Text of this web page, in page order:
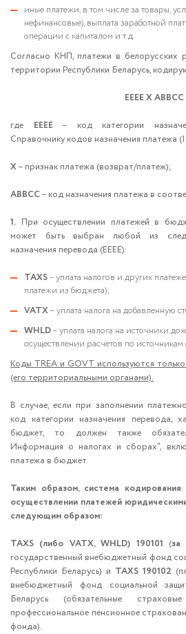
иные платежи, в том числе за товары,
нефинансовые), выплата заработной
операции с капиталом и т.д.
Согласно КНП, платежи в белорусских
территории Республики Беларусь,
ЕЕЕЕ Х АВВСС
где ЕЕЕЕ– код категории
Справочнику кодов назначения платежа
Х– признак платежа (возврат/платеж);
АВВСС– код назначения платежа в
1. При осуществлении платежей в
может быть выбран любой из
назначения перевода (ЕЕЕЕ):
TAXS– уплата налогов и других
платежи из бюджета);
VATX– уплата налога на добавленную
WHLD– уплата налога на источники
осуществлении расчетов по
Коды TREA и GOVT используются
(его территориальными органами).
В случае, если при заполнении
код категории назначения перевода,
бюджет, то должен также
Информация о налогах и сборах“,
платежа в бюджет.
Таким образом, система
осуществлении платежей
следующим образом:
TAXS (либо VATX, WHLD) 190101 (за
государственный внебюджетный фонд
Республики Беларусь) и TAXS 190102
внебюджетный фонд социальной
Беларусь (обязательные
профессиональное пенсионное
фонда).